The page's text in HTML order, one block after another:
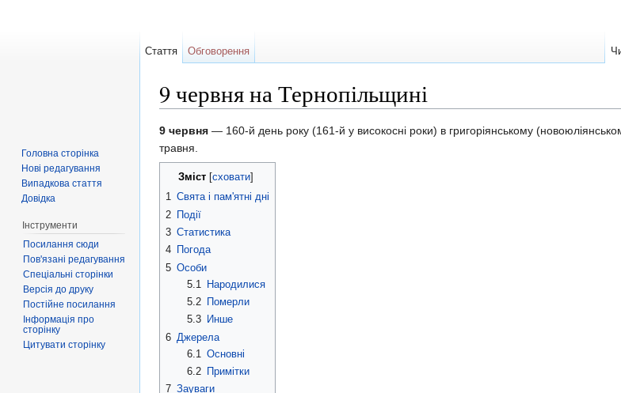
9 червня на Тернопільщині
9 червня — 160-й день року (161-й у високосні роки) в григоріянському
травня.
Зміст сховати
1 Свята і пам'ятні дні
2 Події
3 Статистика
4 Погода
5 Особи
5.1
Народилися
5.2
Померли
5.3
Инше
6 Джерела
6.1 Основні
6.2
Примітки
7 Зауваги
Стаття Обговорення
Головна сторінка
Нові редагування
Випадкова стаття
Довідка
Інструменти
Посилання сюди
Пов'язані редагування
Спеціальні сторінки
Версія до друку
Постійне посилання
Інформація про
сторінку
Цитувати сторінку